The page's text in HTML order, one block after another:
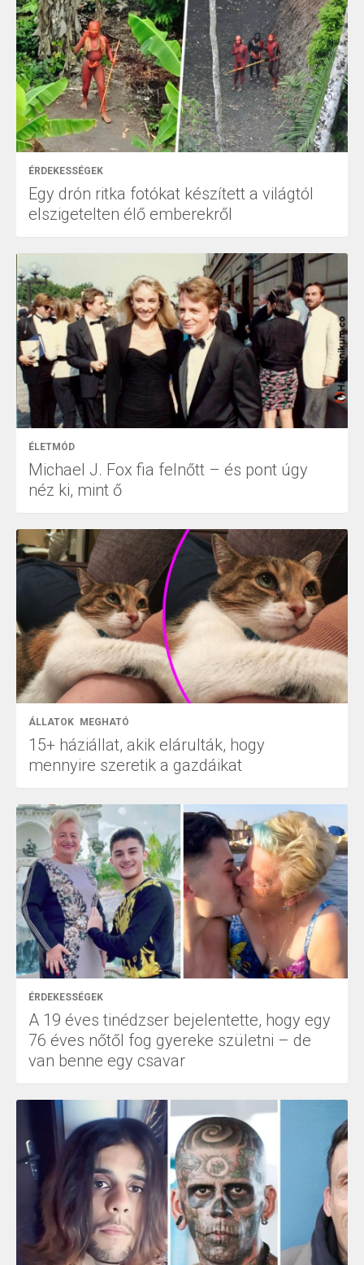
ÉRDEKESSÉGEK
Egy drón ritka fotókat készített a világtól
elszigetelten élő emberekről
ÉLETMÓD
Michael J. Fox fia felnőtt – és pont úgy
néz ki, mint ő
ÁLLATOK MEGHATÓ
15+ háziállat, akik elárulták, hogy
mennyire szeretik a gazdáikat
ÉRDEKESSÉGEK
A 19 éves tinédzser bejelentette, hogy egy
76 éves nőtől fog gyereke születni – de
van benne egy csavar